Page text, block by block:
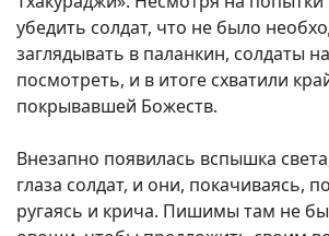
убедить солдат, что не было
заглядывать в паланкин, солдаты
посмотреть, и в итоге схватили
покрывавшей Божеств.
Внезапно появилась вспышка
глаза солдат, и они, покачиваясь,
ругаясь и крича. Пишимы там не